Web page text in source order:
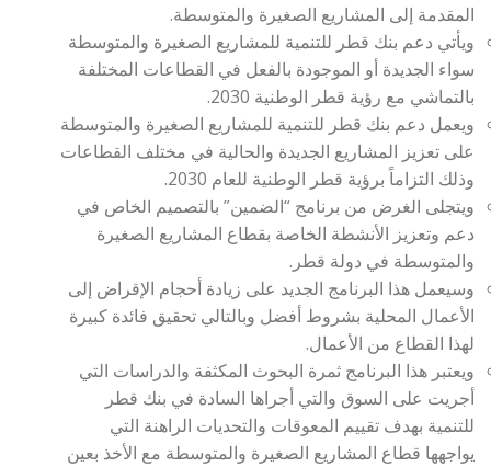
المقدمة إلى المشاريع الصغيرة والمتوسطة.
ويأتي دعم بنك قطر للتنمية للمشاريع الصغيرة والمتوسطة
سواء الجديدة أو الموجودة بالفعل في القطاعات المختلفة
بالتماشي مع رؤية قطر الوطنية 2030.
ويعمل دعم بنك قطر للتنمية للمشاريع الصغيرة والمتوسطة
على تعزيز المشاريع الجديدة والحالية في مختلف القطاعات
وذلك التزاماً برؤية قطر الوطنية للعام 2030.
ويتجلى الغرض من برنامج “الضمين” بالتصميم الخاص في
دعم وتعزيز الأنشطة الخاصة بقطاع المشاريع الصغيرة
والمتوسطة في دولة قطر.
وسيعمل هذا البرنامج الجديد على زيادة أحجام الإقراض إلى
الأعمال المحلية بشروط أفضل وبالتالي تحقيق فائدة كبيرة
لهذا القطاع من الأعمال.
ويعتبر هذا البرنامج ثمرة البحوث المكثفة والدراسات التي
أجريت على السوق والتي أجراها السادة في بنك قطر
للتنمية بهدف تقييم المعوقات والتحديات الراهنة التي
يواجهها قطاع المشاريع الصغيرة والمتوسطة مع الأخذ بعين